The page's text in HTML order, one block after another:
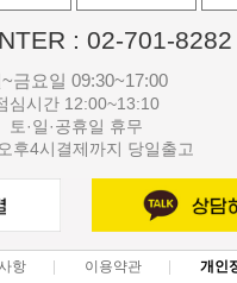
: 02-701-8282
~금요일 09:30~17:00
심시간 12:00~13:10
토·일·공휴일 휴무
후4시결제까지 당일출고
항 이용약관 개인